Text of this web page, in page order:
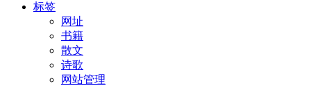
标签
网址
书籍
散文
诗歌
网站管理